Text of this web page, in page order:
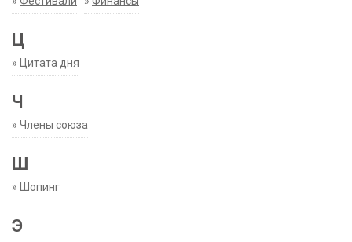
Ц
» Цитата дня
Ч
» Члены союза
Ш
» Шопинг
Э